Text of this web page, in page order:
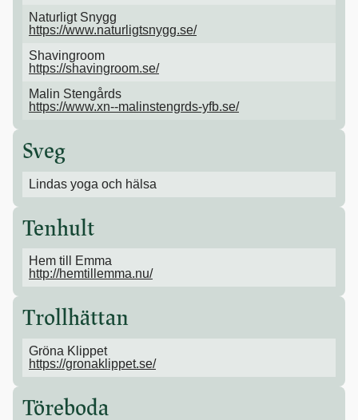
Naturligt Snygg
https://www.naturligtsnygg.se/
Shavingroom
https://shavingroom.se/
Malin Stengårds
https://www.xn--malinstengrds-yfb.se/
Sveg
Lindas yoga och hälsa
Tenhult
Hem till Emma
http://hemtillemma.nu/
Trollhättan
Gröna Klippet
https://gronaklippet.se/
Töreboda